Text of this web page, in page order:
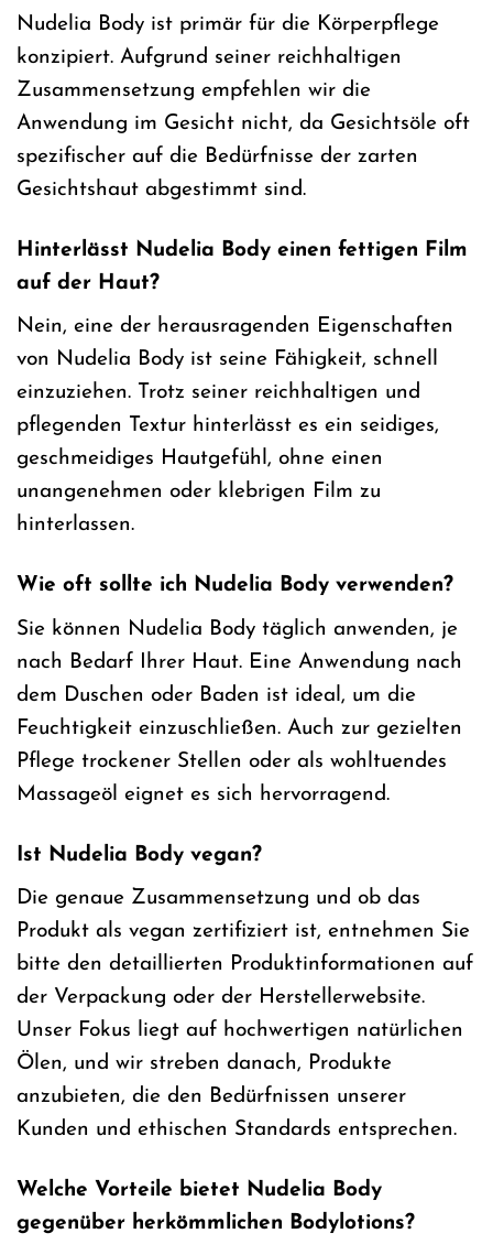
Nudelia Body ist primär für die Körperpflege
konzipiert. Aufgrund seiner reichhaltigen
Zusammensetzung empfehlen wir die
Anwendung im Gesicht nicht, da Gesichtsöle oft
spezifischer auf die Bedürfnisse der zarten
Gesichtshaut abgestimmt sind.
Hinterlässt Nudelia Body einen fettigen Film
auf der Haut?
Nein, eine der herausragenden Eigenschaften
von Nudelia Body ist seine Fähigkeit, schnell
einzuziehen. Trotz seiner reichhaltigen und
pflegenden Textur hinterlässt es ein seidiges,
geschmeidiges Hautgefühl, ohne einen
unangenehmen oder klebrigen Film zu
hinterlassen.
Wie oft sollte ich Nudelia Body verwenden?
Sie können Nudelia Body täglich anwenden, je
nach Bedarf Ihrer Haut. Eine Anwendung nach
dem Duschen oder Baden ist ideal, um die
Feuchtigkeit einzuschließen. Auch zur gezielten
Pflege trockener Stellen oder als wohltuendes
Massageöl eignet es sich hervorragend.
Ist Nudelia Body vegan?
Die genaue Zusammensetzung und ob das
Produkt als vegan zertifiziert ist, entnehmen Sie
bitte den detaillierten Produktinformationen auf
der Verpackung oder der Herstellerwebsite.
Unser Fokus liegt auf hochwertigen natürlichen
Ölen, und wir streben danach, Produkte
anzubieten, die den Bedürfnissen unserer
Kunden und ethischen Standards entsprechen.
Welche Vorteile bietet Nudelia Body
gegenüber herkömmlichen Bodylotions?